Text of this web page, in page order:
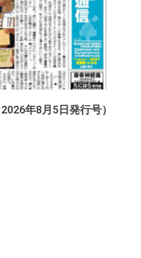
年8月5日発行号）